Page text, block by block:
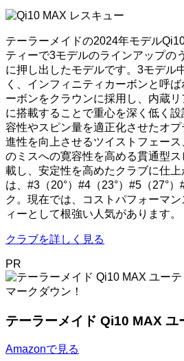
テーラーメイドの2024年モデル
ティーで3モデルのラインアップの
に押し出したモデルです。3モデル
く、インフィニティカーボンと呼
ーボンをクラウンに採用し、内蔵
に搭載することで重心を深く低く
容性やスピン量を適正化させたオ
進性を向上させるツイストフェー
のミスへの寛容性を高める貫通型
載し、安定性を高めたクラブに仕
は、#3（20°）#4（23°）#5（27°
ク。現在では、コストパフォーマ
ィーとして根強い人気があります。
クラブを詳しく見る
PR
マークダウン！
テーラーメイド Qi10 MAX ユ
Amazonで見る